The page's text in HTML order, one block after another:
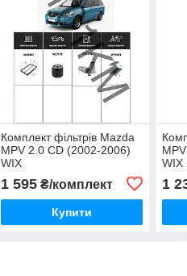
Комплект фільтрів Mazda
MPV 2.0 CD (2002-2006)
WIX
1 595₴/комплект
Купити
WIX
1